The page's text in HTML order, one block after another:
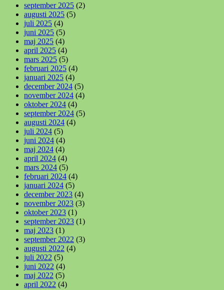
september 2025 (2)
augusti 2025 (5)
juli 2025 (4)
juni 2025 (5)
maj 2025 (4)
april 2025 (4)
mars 2025 (5)
februari 2025 (4)
januari 2025 (4)
december 2024 (5)
november 2024 (4)
oktober 2024 (4)
september 2024 (5)
augusti 2024 (4)
juli 2024 (5)
juni 2024 (4)
maj 2024 (4)
april 2024 (4)
mars 2024 (5)
februari 2024 (4)
januari 2024 (5)
december 2023 (4)
november 2023 (3)
oktober 2023 (1)
september 2023 (1)
maj 2023 (1)
september 2022 (3)
augusti 2022 (4)
juli 2022 (5)
juni 2022 (4)
maj 2022 (5)
april 2022 (4)